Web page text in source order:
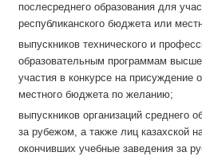
послесреднего образования для
республиканского бюджета или
выпускников технического и
образовательным программам
участия в конкурсе на присуждение
местного бюджета по желанию;
выпускников организаций среднего
за рубежом, а также лиц казахской
окончивших учебные заведения за